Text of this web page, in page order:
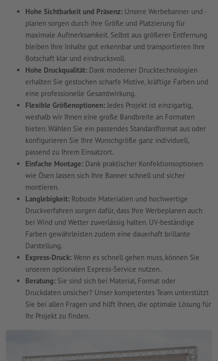
Hohe Sichtbarkeit und Präsenz: Unsere Werbebanner und -
planen sorgen durch ihre Größe und Platzierung für
maximale Aufmerksamkeit. Selbst aus größerer Entfernung
bleiben Ihre Inhalte gut erkennbar und transportieren Ihre
Botschaft klar und eindrucksvoll.
Hohe Druckqualität: Dank moderner Drucktechnologien
erhalten Sie gestochen scharfe Motive, kräftige Farben und
eine professionelle Gesamtwirkung.
Flexible Größenoptionen: Jedes Projekt ist einzigartig,
weshalb wir Ihnen eine große Bandbreite an Formaten
bieten. Wählen Sie ein passendes Standardformat aus oder
konfigurieren Sie Ihre Wunschgröße ganz individuell,
passend zu Ihrem Einsatzort.
Einfache Montage: Dank praktischer Konfektionsoptionen
wie Ösen lassen sich Ihre Banner schnell und sicher
montieren.
Langlebigkeit: Robuste Materialien und hochwertige
Druckverfahren sorgen dafür, dass Ihre Werbeplanen auch
bei Wind und Wetter zuverlässig halten. UV-beständige
Farben gewährleisten zudem eine dauerhaft brillante
Darstellung.
Express-Druck: Wenn es schnell gehen muss, können Sie
unseren optionalen Express-Service nutzen.
Beratung: Sie sind sich bei Material, Format oder
Druckdaten unsicher? Unser kompetentes Team unterstützt
Sie bei allen Fragen und hilft Ihnen, die optimale Lösung für
Ihr Projekt zu finden.